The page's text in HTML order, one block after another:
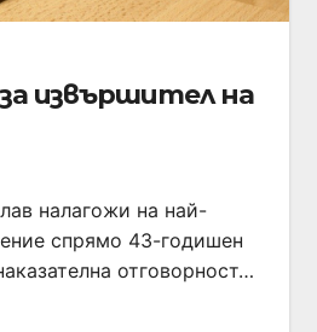
извършител на
налагожи на най-
спрямо 43-годишен
отговорност…